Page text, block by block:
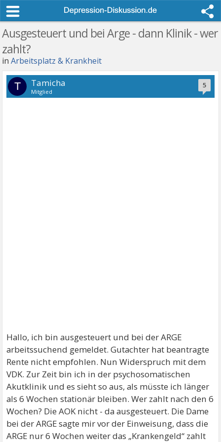
Ausgesteuert und bei Arge - dann Klinik - wer
zahlt?
inArbeitsplatz & Krankheit
5
T Tamicha
Mitglied
Hallo, ich bin ausgesteuert und bei der ARGE
arbeitssuchend gemeldet. Gutachter hat beantragte
Rente nicht empfohlen. Nun Widerspruch mit dem
VDK. Zur Zeit bin ich in der psychosomatischen
Akutklinik und es sieht so aus, als müsste ich länger
als 6 Wochen stationär bleiben. Wer zahlt nach den 6
Wochen? Die AOK nicht - da ausgesteuert. Die Dame
bei der ARGE sagte mir vor der Einweisung, dass die
ARGE nur 6 Wochen weiter das „Krankengeld“ zahlt